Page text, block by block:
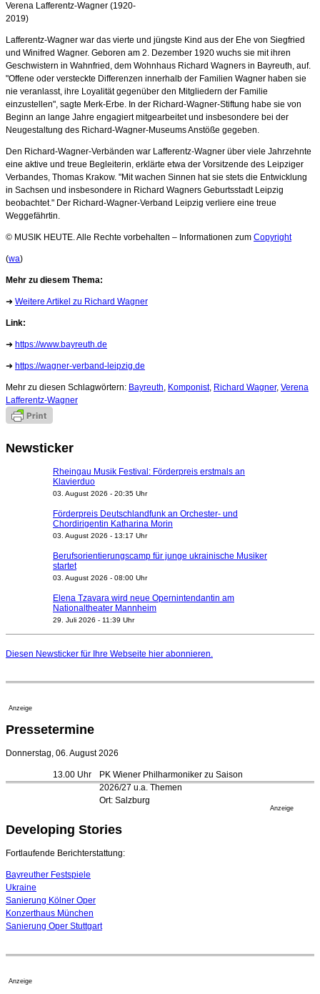
Verena Lafferentz-Wagner (1920-
2019)
Lafferentz-Wagner war das vierte und jüngste Kind aus der Ehe von Siegfried
und Winifred Wagner. Geboren am 2. Dezember 1920 wuchs sie mit ihren
Geschwistern in Wahnfried, dem Wohnhaus Richard Wagners in Bayreuth, auf.
"Offene oder versteckte Differenzen innerhalb der Familien Wagner haben sie
nie veranlasst, ihre Loyalität gegenüber den Mitgliedern der Familie
einzustellen", sagte Merk-Erbe. In der Richard-Wagner-Stiftung habe sie von
Beginn an lange Jahre engagiert mitgearbeitet und insbesondere bei der
Neugestaltung des Richard-Wagner-Museums Anstöße gegeben.
Den Richard-Wagner-Verbänden war Lafferentz-Wagner über viele Jahrzehnte
eine aktive und treue Begleiterin, erklärte etwa der Vorsitzende des Leipziger
Verbandes, Thomas Krakow. "Mit wachen Sinnen hat sie stets die Entwicklung
in Sachsen und insbesondere in Richard Wagners Geburtsstadt Leipzig
beobachtet." Der Richard-Wagner-Verband Leipzig verliere eine treue
Weggefährtin.
© MUSIK HEUTE. Alle Rechte vorbehalten – Informationen zum Copyright
(wa)
Mehr zu diesem Thema:
➜ Weitere Artikel zu Richard Wagner
Link:
➜ https://www.bayreuth.de
➜ https://wagner-verband-leipzig.de
Mehr zu diesen Schlagwörtern: Bayreuth, Komponist, Richard Wagner, Verena
Lafferentz-Wagner
Newsticker
Rheingau Musik Festival: Förderpreis erstmals an
Klavierduo
03. August 2026 - 20:35 Uhr
Förderpreis Deutschlandfunk an Orchester- und
Chordirigentin Katharina Morin
03. August 2026 - 13:17 Uhr
Berufsorientierungscamp für junge ukrainische Musiker
startet
03. August 2026 - 08:00 Uhr
Elena Tzavara wird neue Opernintendantin am
Nationaltheater Mannheim
29. Juli 2026 - 11:39 Uhr
geht 2027
Kammerorchester Heilbronn: Chefdirigent Risto Joost
Opernhäuser gedenken vertriebener jüdischer
Ensemblemitglieder
Festspiele
17. Juli 2026 - 18:03 Uhr
16. Juli 2026 - 22:49 Uhr
Quatuor Ebène wird mit Bremer Musikfest-Preis
04. August 2026 - 13:30 Uhr
Diesen Newsticker für Ihre Webseite hier abonnieren.
Anzeige
Pressetermine
Donnerstag, 06. August 2026
13.00 Uhr
PK Wiener Philharmoniker zu Saison
2026/27 u.a. Themen
Ort: Salzburg
Anzeige
Developing Stories
Fortlaufende Berichterstattung:
Bayreuther Festspiele
Ukraine
Sanierung Kölner Oper
Konzerthaus München
Sanierung Oper Stuttgart
Anzeige